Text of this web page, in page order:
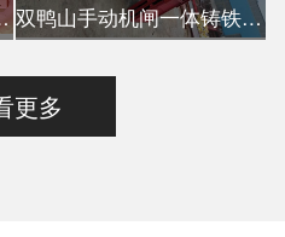
铁闸门 双鸭山手动机闸一体铸铁闸门
更多